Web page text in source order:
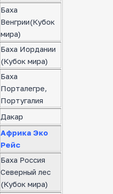
Баха
Венгрии(Кубок
мира)
Баха Иордании
(Кубок мира)
Баха
Порталегре,
Португалия
Дакар
Африка Эко
Рейс
Баха Россия
Северный лес
(Кубок мира)